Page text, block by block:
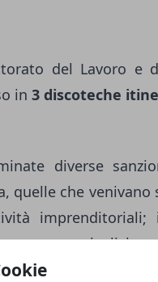
del Lavoro e
in 3 discoteche
diverse
quelle che venivano
imprenditoriali;
sostanze alcoliche